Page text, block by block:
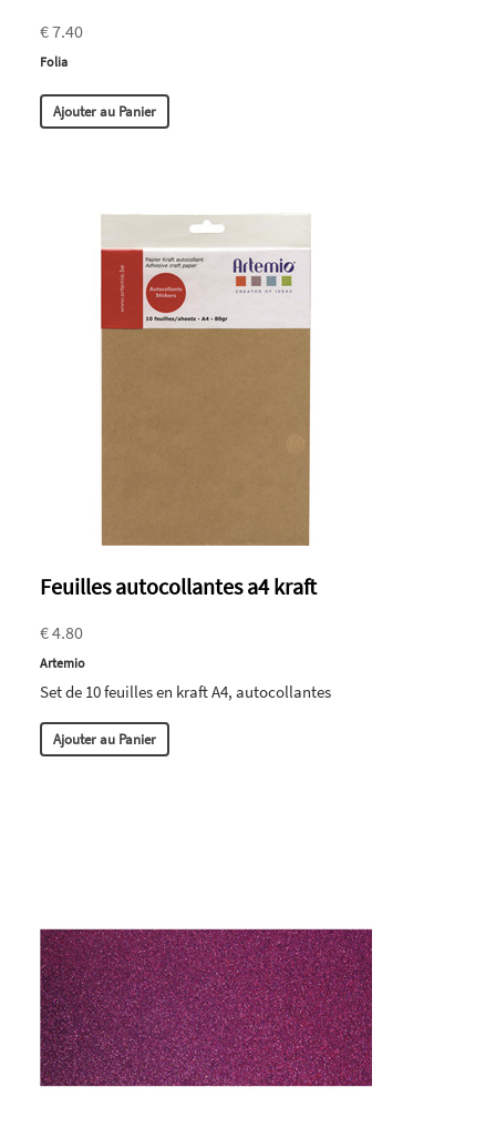
€ 7.40
Folia
Ajouter au Panier
Feuilles autocollantes a4 kraft
€ 4.80
Artemio
Set de 10 feuilles en kraft A4, autocollantes
Ajouter au Panier